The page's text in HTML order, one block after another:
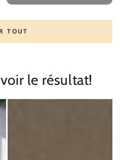
TOUT
le résultat!